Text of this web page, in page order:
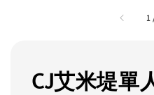
1
CJ艾米堤單